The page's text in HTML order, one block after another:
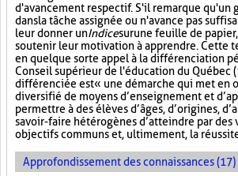
d'avancement respectif. S'il remarque qu'un
dans la tâche assignée ou n'avance pas
leur donner unIndicesurune feuille de
soutenir leur motivation à apprendre. Cette
en quelque sorte appel à la différenciation
Conseil supérieur de l'éducation du Québec
différenciée est « une démarche qui met en
diversifié de moyens d’enseignement et
permettre à des élèves d’âges, d’origines,
savoir-faire hétérogènes d’atteindre par
objectifs communs et, ultimement, la
Approfondissement des connaissances (17)